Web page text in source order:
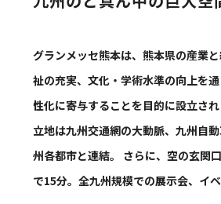
グランメッセ熊本は、熊本県の産業
祉の充実、文化・学術水準の向上を
性化に寄与することを目的に設立され
立地は九州交通網の大動脈、九州自
州各都市と連結。 さらに、空の玄関
で15分。全九州規模での展示会、イベ